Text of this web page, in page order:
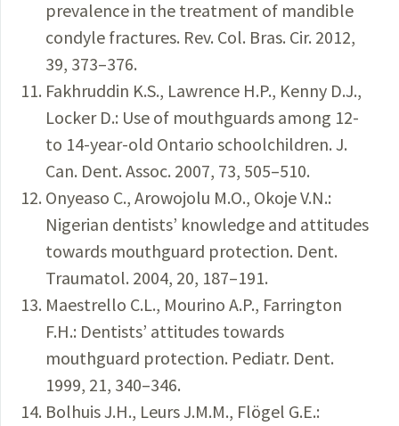
prevalence in the treatment of mandible
condyle fractures. Rev. Col. Bras. Cir. 2012,
39, 373–376.
Fakhruddin K.S., Lawrence H.P., Kenny D.J.,
Locker D.: Use of mouthguards among 12-
to 14-year-old Ontario schoolchildren. J.
Can. Dent. Assoc. 2007, 73, 505–510.
Onyeaso C., Arowojolu M.O., Okoje V.N.:
Nigerian dentists’ knowledge and attitudes
towards mouthguard protection. Dent.
Traumatol. 2004, 20, 187–191.
Maestrello C.L., Mourino A.P., Farrington
F.H.: Dentists’ attitudes towards
mouthguard protection. Pediatr. Dent.
1999, 21, 340–346.
Bolhuis J.H., Leurs J.M.M., Flögel G.E.: